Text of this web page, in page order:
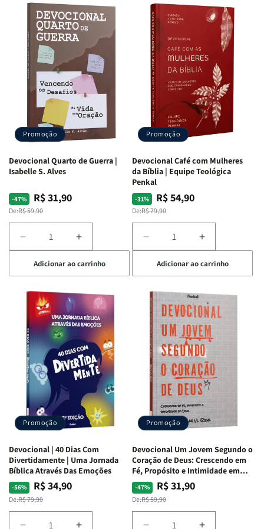
Promoção
Devocional Quarto de Guerra |
Isabelle S. Alves
-47%
Preço
normal
De:R$ 59,90
Preço
promocional
R$ 31,90
Diminuir
a
quantidade
de
Devocional
Quarto
de
Guerra
Isabelle
S.
Alves
Aumentar
a
quantidade
de
Devocional
Quarto
de
Guerra
|
Isabelle
S.
Alves
Adicionar ao carrinho
Promoção
Devocional Café com Mulheres
da Bíblia | Equipe Teológica
Penkal
-31%
Preço
normal
De:R$ 79,90
Preço
promocional
R$ 54,90
Diminuir
a
quantidade
de
Devocional
Café
com
Mulheres
da
Bíblia
Equipe
Teológica
Penkal
Aumentar
a
quantidade
de
Devocional
Café
com
Mulheres
da
Bíblia
|
Equipe
Teológica
Penkal
Adicionar ao carrinho
Promoção
Devocional | 40 Dias Com
Divertidamente | Uma Jornada
Bíblica Através Das Emoções
-56%
Preço
normal
De:R$ 79,90
Preço
promocional
R$ 34,90
Promoção
Devocional Um Jovem Segundo o
Coração de Deus: Crescendo em
Fé, Propósito e Intimidade em
Deus
-47%
Preço
normal
De:R$ 59,90
Preço
promocional
R$ 31,90